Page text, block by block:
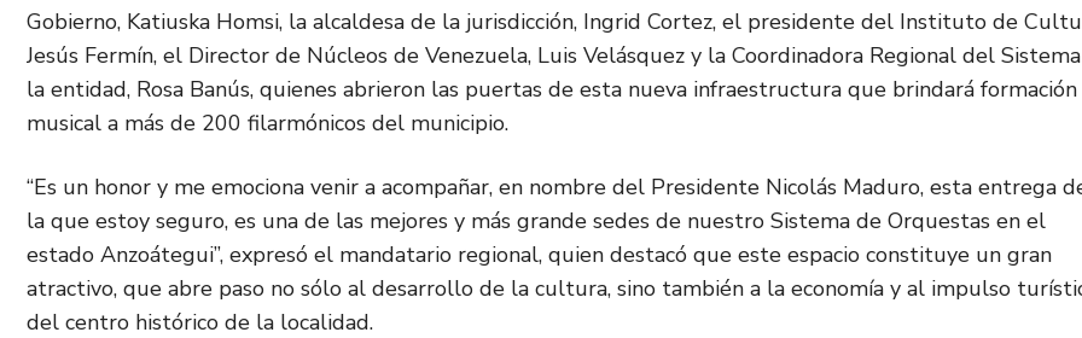
Gobierno, Katiuska Homsi, la alcaldesa de la jurisdicción, Ingrid Cortez, el presidente del Instituto de
Jesús Fermín, el Director de Núcleos de Venezuela, Luis Velásquez y la Coordinadora Regional del
la entidad, Rosa Banús, quienes abrieron las puertas de esta nueva infraestructura que brindará formación
musical a más de 200 filarmónicos del municipio.
“Es un honor y me emociona venir a acompañar, en nombre del Presidente Nicolás Maduro, esta entrega
la que estoy seguro, es una de las mejores y más grande sedes de nuestro Sistema de Orquestas en el
estado Anzoátegui”, expresó el mandatario regional, quien destacó que este espacio constituye un gran
atractivo, que abre paso no sólo al desarrollo de la cultura, sino también a la economía y al impulso
del centro histórico de la localidad.